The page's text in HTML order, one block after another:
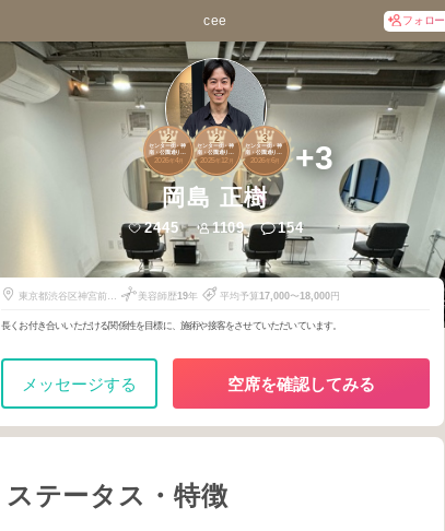
cee フォロー
2
センター街・神
南・公園通り・
道玄坂・神泉
2026年 4 月
2
センター街・神
南・公園通り・
道玄坂・神泉
2025年 12月
3
センター街・神
南・公園通り・
道玄坂・神泉
2026年 6月 +3
岡島 正樹
2445 1109 154
東京都渋谷区神宮前５
美容師歴19年 平均予算17,000〜18,000円
長くお付き合いいただける関係性を目標に、施術や接客をさせていただいています。
メッセージする 空席を確認してみる
ステータス・特徴